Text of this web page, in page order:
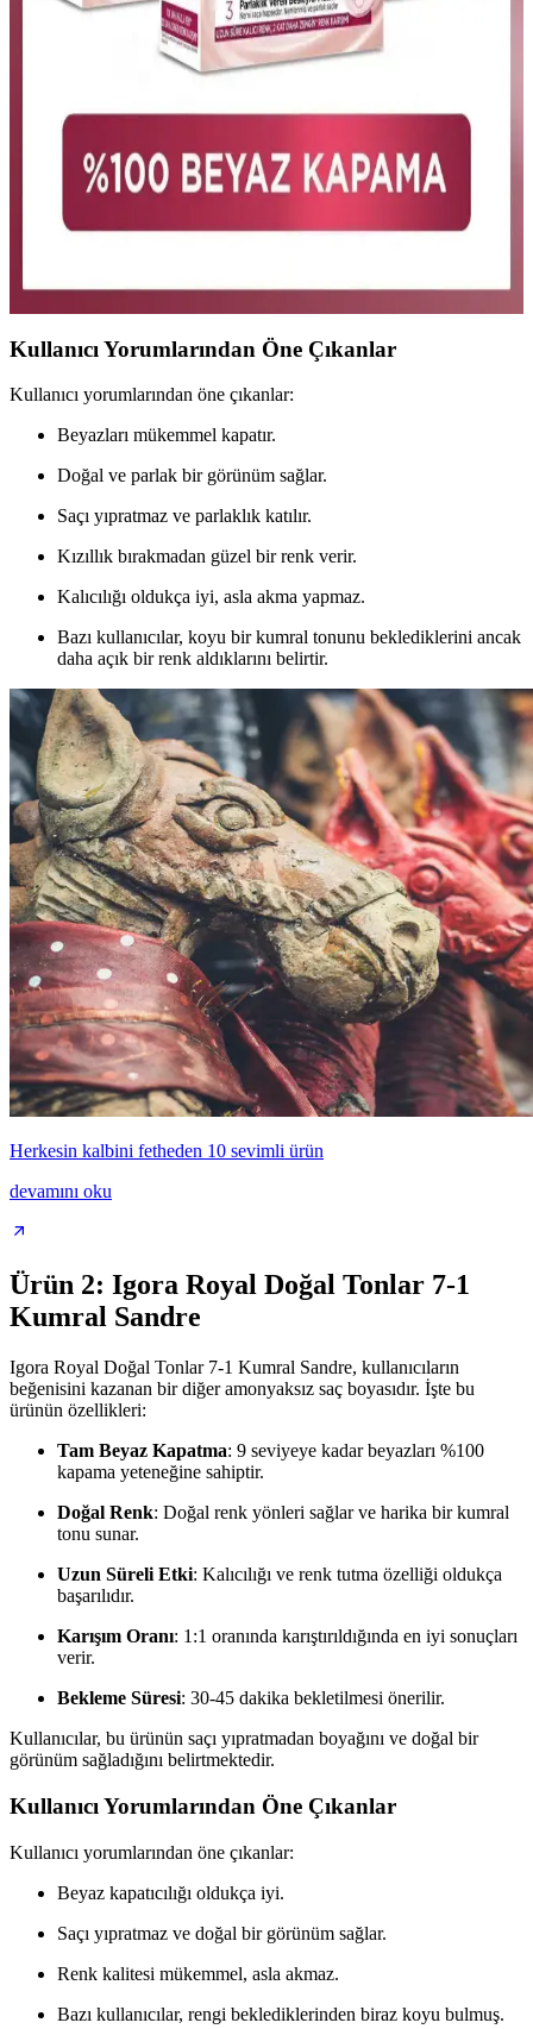
Palette Deluxe 7-0 Kumral Saç Boyası: Uzun Süre
Kalıcı ve Doğal Görünüm Sağlayan Ürün
Palette Deluxe 7-0 Kumral saç boyası, yüksek pigment ve mikro
sağlar. Doğal ve canlı görünüm için ideal bir seçim.
L'Oreal Paris Excellence Creme Kumral Saç Boyası
7 Renk Tonu ve Özellikleri
Profesyonel ilhamlı formülüyle saçlara parlaklık ve sağlık kazandırır.
Kullanıcı Yorumlarından Öne Çıkanlar
Kullanıcı yorumlarından öne çıkanlar:
Beyazları mükemmel kapatır.
Doğal ve parlak bir görünüm sağlar.
Saçı yıpratmaz ve parlaklık katılır.
Kızıllık bırakmadan güzel bir renk verir.
Kalıcılığı oldukça iyi, asla akma yapmaz.
Bazı kullanıcılar, koyu bir kumral tonunu beklediklerini ancak
daha açık bir renk aldıklarını belirtir.
Herkesin kalbini fetheden 10 sevimli ürün
devamını oku
Ürün 2: Igora Royal Doğal Tonlar 7-1
Kumral Sandre
Igora Royal Doğal Tonlar 7-1 Kumral Sandre, kullanıcıların
beğenisini kazanan bir diğer amonyaksız saç boyasıdır. İşte bu
ürünün özellikleri:
Tam Beyaz Kapatma: 9 seviyeye kadar beyazları %100
kapama yeteneğine sahiptir.
Doğal Renk: Doğal renk yönleri sağlar ve harika bir kumral
tonu sunar.
Uzun Süreli Etki: Kalıcılığı ve renk tutma özelliği oldukça
başarılıdır.
Karışım Oranı: 1:1 oranında karıştırıldığında en iyi sonuçları
verir.
Bekleme Süresi: 30-45 dakika bekletilmesi önerilir.
Kullanıcılar, bu ürünün saçı yıpratmadan boyağını ve doğal bir
görünüm sağladığını belirtmektedir.
Kullanıcı Yorumlarından Öne Çıkanlar
Kullanıcı yorumlarından öne çıkanlar:
Beyaz kapatıcılığı oldukça iyi.
Saçı yıpratmaz ve doğal bir görünüm sağlar.
Renk kalitesi mükemmel, asla akmaz.
Bazı kullanıcılar, rengi beklediklerinden biraz koyu bulmuş.